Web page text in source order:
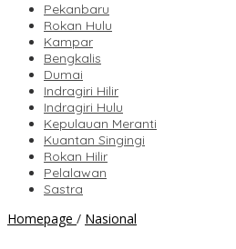
Pekanbaru
Rokan Hulu
Kampar
Bengkalis
Dumai
Indragiri Hilir
Indragiri Hulu
Kepulauan Meranti
Kuantan Singingi
Rokan Hilir
Pelalawan
Sastra
Homepage / Nasional